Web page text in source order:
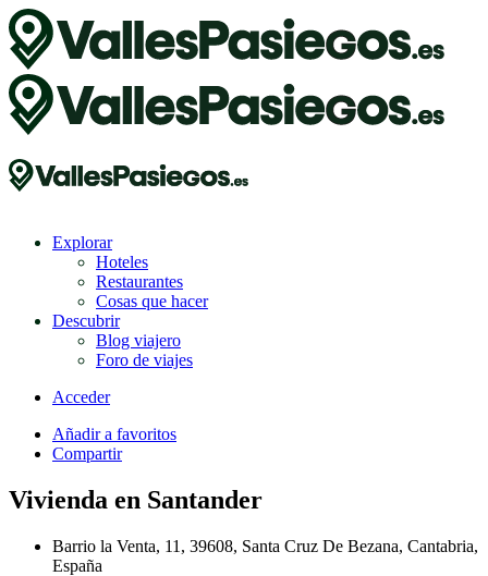
Explorar
Hoteles
Restaurantes
Cosas que hacer
Descubrir
Blog viajero
Foro de viajes
Acceder
Añadir a favoritos
Compartir
Vivienda en Santander
Barrio la Venta, 11, 39608, Santa Cruz De Bezana, Cantabria,
España